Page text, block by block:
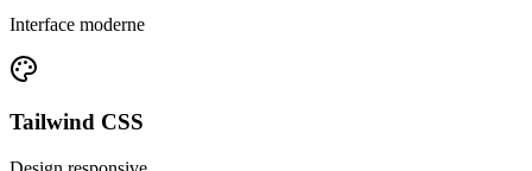
Interface moderne
Tailwind CSS